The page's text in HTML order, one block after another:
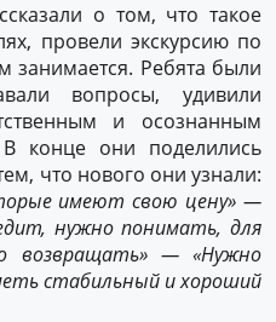
о том, что такое
провели экскурсию по
занимается. Ребята были
вопросы, удивили
и осознанным
конце они поделились
что нового они узнали:
имеют свою цену» —
нужно понимать, для
возвращать» — «Нужно
стабильный и хороший